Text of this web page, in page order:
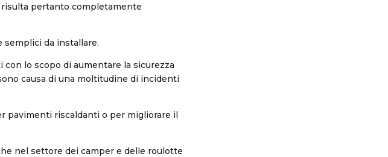
pertanto completamente
da installare.
lo scopo di aumentare la sicurezza
causa di una moltitudine di incidenti
pavimenti riscaldanti o per migliorare il
nel settore dei camper e delle roulotte